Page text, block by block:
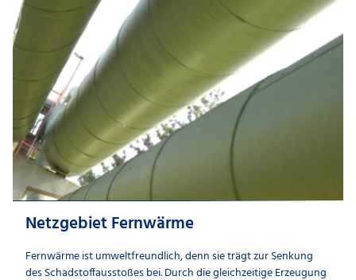
Netzgebiet Fernwärme
Fernwärme ist umweltfreundlich, denn sie trägt zur Senkung
des Schadstoffausstoßes bei. Durch die gleichzeitige Erzeugung